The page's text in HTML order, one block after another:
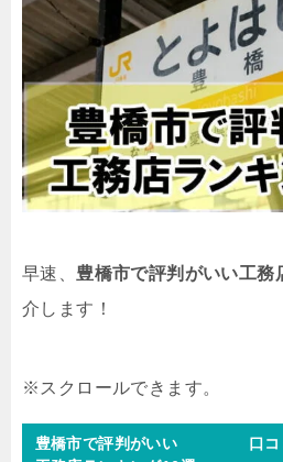
早速、豊橋市で評判がいい工務
介します！
豊橋市で評判がいい
口